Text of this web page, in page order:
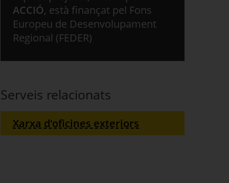
ACCIÓ, està finançat pel Fons
Europeu de Desenvolupament
Regional (FEDER)
Serveis relacionats
Xarxa d'oficines exteriors